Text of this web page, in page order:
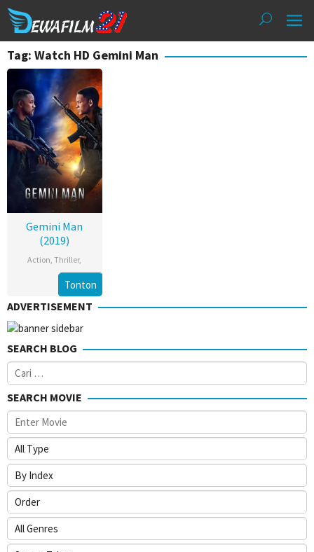
Loncat
ke
konten
Tag: Watch HD Gemini Man
Gemini Man
(2019)
Action,Thriller,
Tonton
ADVERTISEMENT
SEARCH BLOG
Cari
untuk:
SEARCH MOVIE